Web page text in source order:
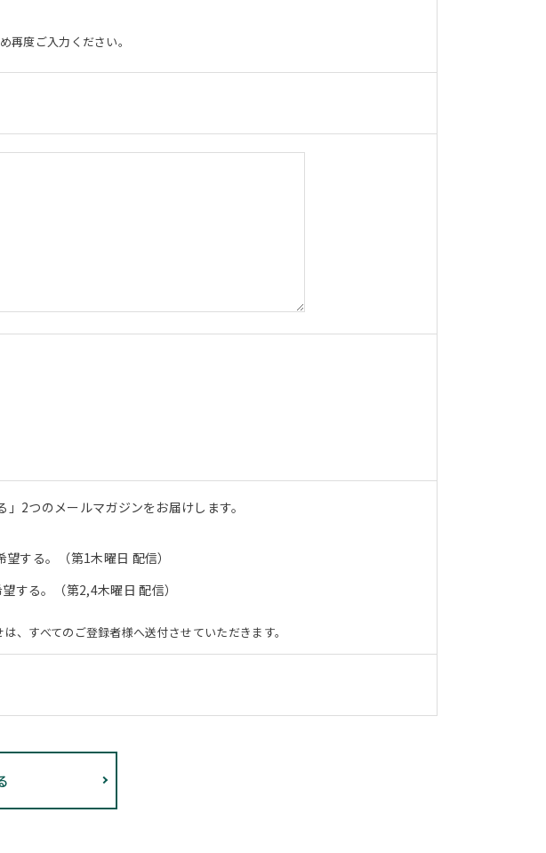
再度ご入力ください。
2つのメールマガジンをお届けします。
望する。（第1木曜日 配信）
する。（第2,4木曜日 配信）
、すべてのご登録者様へ送付させていただきます。